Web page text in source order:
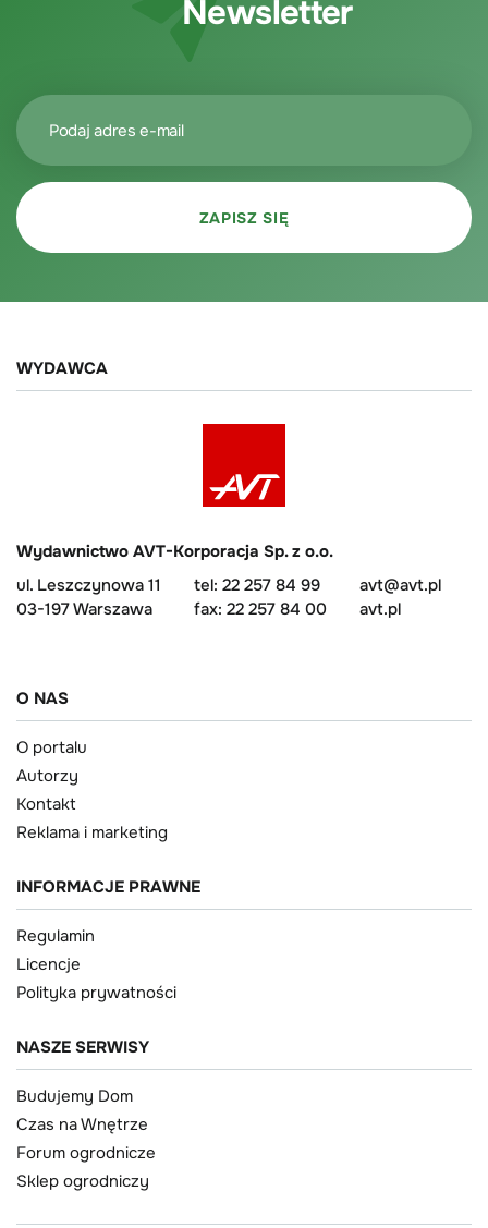
Newsletter
WYDAWCA
Wydawnictwo AVT-Korporacja Sp. z o.o.
ul. Leszczynowa 11
03-197 Warszawa
tel: 22 257 84 99
fax: 22 257 84 00
avt@avt.pl
avt.pl
O NAS
O portalu
Autorzy
Kontakt
Reklama i marketing
INFORMACJE PRAWNE
Regulamin
Licencje
Polityka prywatności
NASZE SERWISY
Budujemy Dom
Czas na Wnętrze
Forum ogrodnicze
Sklep ogrodniczy